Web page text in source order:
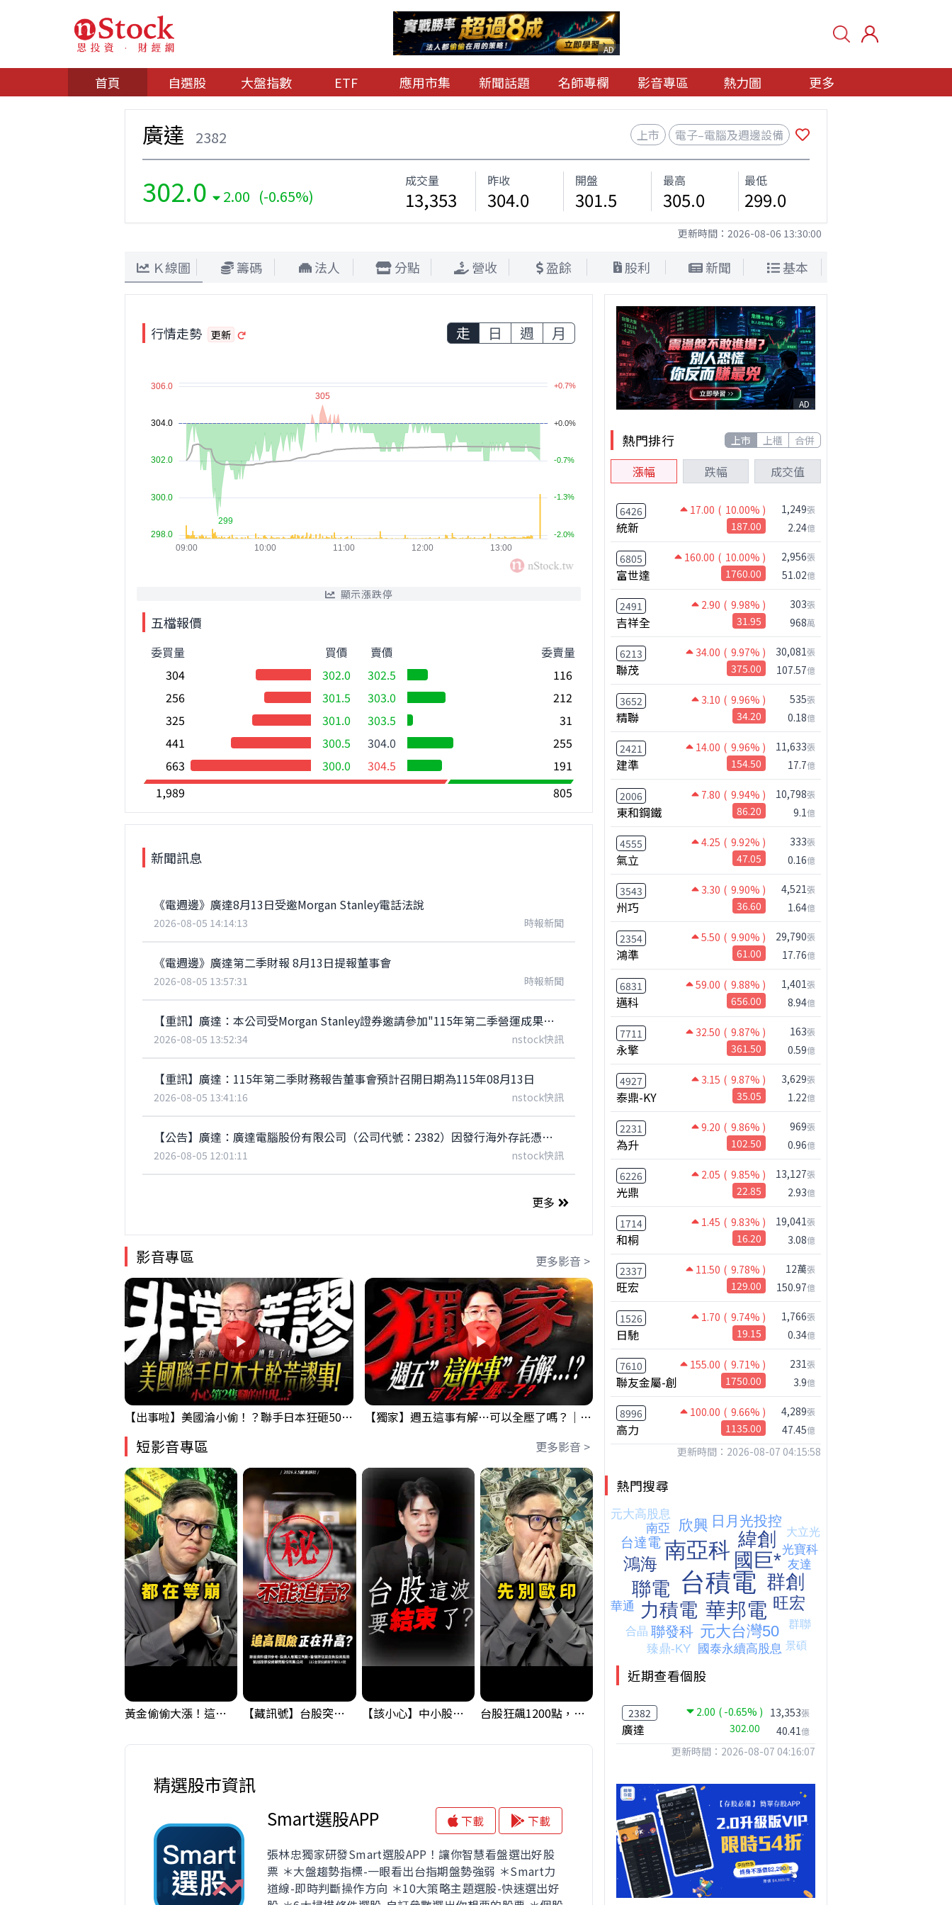
AD
首頁 自選股 大盤指數 ETF 應用市集 新聞話題 名師專欄 影音專區 熱力圖 更多
廣達 2382 上市 電子–電腦及週邊設備
302.0 2.00 (-0.65%)
成交量
13,353
昨收
304.0
開盤
301.5
最高
305.0
最低
299.0
更新時間： 2026-08-06 13:30:00
Ｋ線圖 籌碼 法人 分點 營收 盈餘 股利 新聞 基本
行情走勢 更新 走 日 週 月
顯示漲跌停
五檔報價
委買量
買價
304
302.0
256
301.5
325
301.0
441
300.5
663
300.0
賣價
委賣量
302.5
116
303.0
212
303.5
31
304.0
255
304.5
191
1,989
805
新聞訊息
《電週邊》廣達8月13日受邀Morgan Stanley電話法說
2026-08-05 14:14:13 時報新聞
《電週邊》廣達第二季財報 8月13日提報董事會
2026-08-05 13:57:31 時報新聞
【重訊】廣達：本公司受Morgan Stanley證券邀請參加"115年第二季營運成果線上電話說明會”
2026-08-05 13:52:34 nstock快訊
【重訊】廣達：115年第二季財務報告董事會預計召開日期為115年08月13日
2026-08-05 13:41:16 nstock快訊
【公告】廣達：廣達電腦股份有限公司（公司代號：2382）因發行海外存託憑證115年現金增資股款繳納憑證上市開始買賣日期。
2026-08-05 12:01:11 nstock快訊
更多
影音專區 更多影音 >
【出事啦】美國淪小偷！？聯手日本狂砸50億幹荒謬事！美元急殺黃金噴發，外資準備血洗台股！？｜ Mr.永年 李｜ 盤後講股 Mr.永年 李 2026 / 08 / 06 【獨家】週五這事有解⋯可以全壓了嗎？｜錢進大趨勢 Mr.智霖 陳 2026/08/06
短影音專區 更多影音 >
黃金偷偷大漲！這才是決定台股生死的「真風向球」！｜Mr.Jimmy高志銘 #黃金 #美元指數 #聯準會 【藏訊號】台股突破季線，週一我提醒了這個關鍵訊號 【該小心】中小股派對結束 ? 關鍵訊號都指向... 台股狂飆1200點，但還有兩關沒過｜Mr.Jimmy高志銘 #台股 #期貨 #加權指數 【我被黑了?】是真的聽不懂嗎...還是... #股票分析 #因果分析 撐台股的不是投信，是買ETF的你自己｜Mr.Jimmy高志銘 #ETF #投信買超 #台股
精選股市資訊
Smart選股APP
下載
下載
張林忠獨家研發Smart選股APP！讓你智慧看盤選出好股
票 ＊大盤趨勢指標-一眼看出台指期盤勢強弱 ＊Smart力
道線-即時判斷操作方向 ＊10大策略主題選股-快速選出好
AD
熱門排行 上市 上櫃 合併
漲幅 跌幅 成交值
6426 17.00 ( 10.00% )
統新 187.00
1,249張
2.24億
6805 160.00 ( 10.00% )
富世達 1760.00
2,956張
51.02億
2491 2.90 ( 9.98% )
吉祥全 31.95
303張
968萬
6213 34.00 ( 9.97% )
聯茂 375.00
30,081張
107.57億
3652 3.10 ( 9.96% )
精聯 34.20
535張
0.18億
2421 14.00 ( 9.96% )
建準 154.50
11,633張
17.7億
2006 7.80 ( 9.94% )
東和鋼鐵 86.20
10,798張
9.1億
4555 4.25 ( 9.92% )
氣立 47.05
333張
0.16億
3543 3.30 ( 9.90% )
州巧 36.60
4,521張
1.64億
2354 5.50 ( 9.90% )
鴻準 61.00
29,790張
17.76億
6831 59.00 ( 9.88% )
邁科 656.00
1,401張
8.94億
7711 32.50 ( 9.87% )
永擎 361.50
163張
0.59億
4927 3.15 ( 9.87% )
泰鼎-KY 35.05
3,629張
1.22億
2231 9.20 ( 9.86% )
為升 102.50
969張
0.96億
6226 2.05 ( 9.85% )
光鼎 22.85
13,127張
2.93億
1714 1.45 ( 9.83% )
和桐 16.20
19,041張
3.08億
2337 11.50 ( 9.78% )
旺宏 129.00
12萬張
150.97億
1526 1.70 ( 9.74% )
日馳 19.15
1,766張
0.34億
7610 155.00 ( 9.71% )
聯友金屬-創 1750.00
231張
3.9億
8996 100.00 ( 9.66% )
高力 1135.00
4,289張
47.45億
更新時間：2026-08-07 04:15:58
熱門搜尋
近期查看個股
2382 2.00 ( -0.65% )
廣達 302.00
13,353張
40.41億
更新時間：2026-08-07 04:16:07